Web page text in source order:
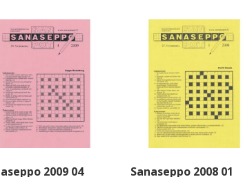
2009 04 Sanaseppo 2008 01